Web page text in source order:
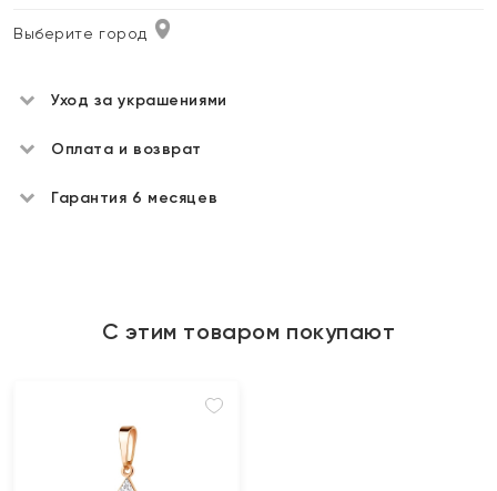
Выберите город
Уход за украшениями
Оплата и возврат
Гарантия 6 месяцев
С этим товаром покупают